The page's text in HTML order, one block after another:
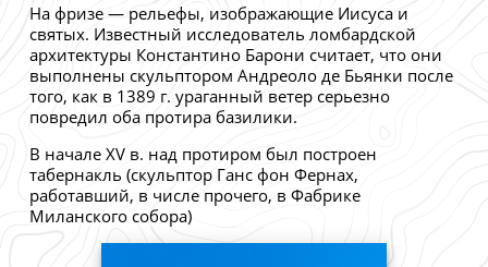
На фризе — рельефы, изображающие Иисуса и
святых. Известный исследователь ломбардской
архитектуры Константино Барони считает, что они
выполнены скульптором Андреоло де Бьянки после
того, как в 1389 г. ураганный ветер серьезно
повредил оба протира базилики.
В начале XV в. над протиром был построен
табернакль (скульптор Ганс фон Фернах,
работавший, в числе прочего, в Фабрике
Миланского собора)